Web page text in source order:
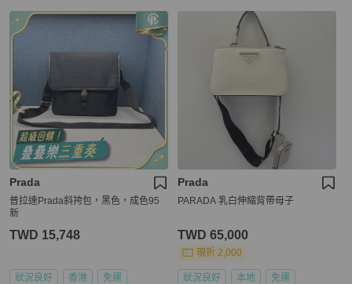
Prada
普拉達Prada斜挎包，黑色，成色95
新
TWD 15,748
狀況良好 香港 免運
Prada
PARADA 乳白伸縮背帶母子
TWD 65,000
現折 2,000
狀況良好 本地 免運